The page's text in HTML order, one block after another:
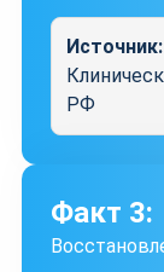
Источник:
РФ
Факт 3: